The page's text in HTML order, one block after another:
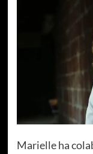
Marielle ha